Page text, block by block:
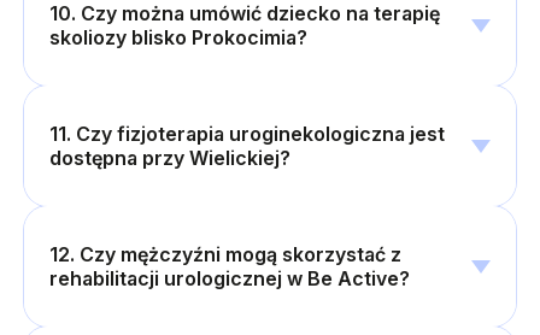
10. Czy można umówić dziecko na terapię
skoliozy blisko Prokocimia?
11. Czy fizjoterapia uroginekologiczna jest
dostępna przy Wielickiej?
12. Czy mężczyźni mogą skorzystać z
rehabilitacji urologicznej w Be Active?